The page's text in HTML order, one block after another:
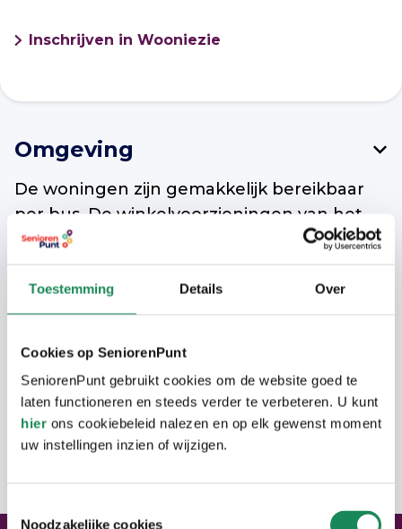
Toestemming Details Over
Cookies op SeniorenPunt
SeniorenPunt gebruikt cookies om de website goed te
laten functioneren en steeds verder te verbeteren. U kunt
hier ons cookiebeleid nalezen en op elk gewenst moment
uw instellingen inzien of wijzigen.
Noodzakelijke cookies
Omgeving
De woningen zijn gemakkelijk bereikbaar
per bus. De winkelvoorzieningen van het
wijk centrum van Oerle is binnen
Woning
De bungalows hebben een woonkamer
met open keuken, slaapkamer en
badkamer op de begane grond. Op de
Langer Thuis Wijzer Veldhoven
Net als in Eindhoven is er in Veldhoven ook
gemeente Veldhoven kunnen hier terecht
Adres
Inschrijven in Wooniezie